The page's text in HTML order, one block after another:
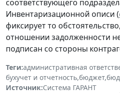
соответствующего
Инвентаризационной описи (
фиксирует то
отношении задолженности
подписан со стороны
Теги:административная
бухучет и отчетность,бюджет,
Источник:Система ГАРАНТ